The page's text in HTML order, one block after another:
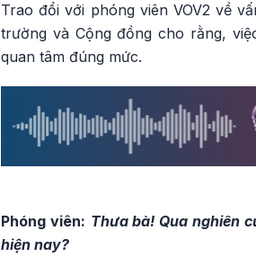
Trao đổi với phóng viên VOV2 về
trường và Cộng đồng cho rằng,
quan tâm đúng mức.
Phóng viên: Thưa bà! Qua nghiên
hiện nay?